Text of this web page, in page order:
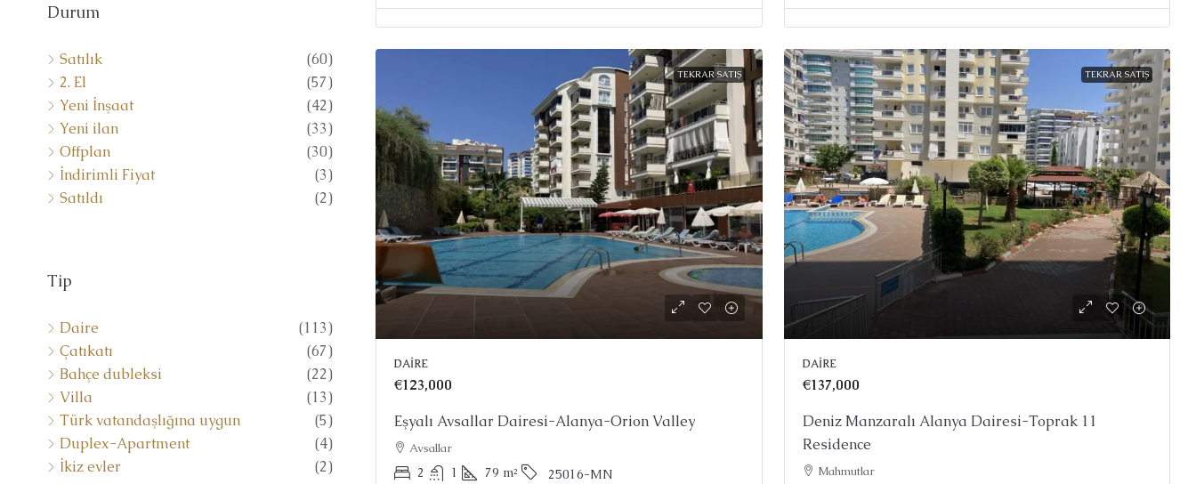
TEKRAR SATIŞ
DAIRE
€123,000
Eşyalı Avsallar Dairesi-Alanya-Orion Valley
Avsallar
2 1 79 m² 25016-MN
TEKRAR SATIŞ
DAIRE
€137,000
Deniz Manzaralı Alanya Dairesi-Toprak 11
Residence
Mahmutlar
Durum
Satılık
(60)
2. El
(57)
Yeni İnşaat
(42)
Yeni ilan
(33)
Offplan
(30)
İndirimli Fiyat
(3)
Satıldı
(2)
Tip
Daire
(113)
Çatıkatı
(67)
Bahçe dubleksi
(22)
Villa
(13)
Türk vatandaşlığına uygun
(5)
Duplex-Apartment
(4)
İkiz evler
(2)